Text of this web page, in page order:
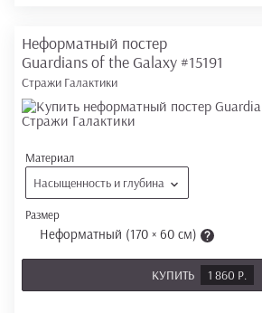
Неформатный постер
Guardians of the Galaxy #15191
Стражи Галактики
Материал
Насыщенность и глубина
Размер
Неформатный (170 × 60 см)
КУПИТЬ 1 860 Р.